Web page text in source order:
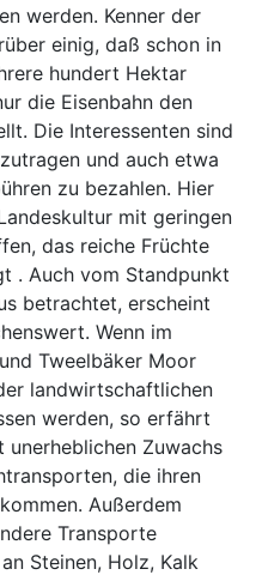
werden. Kenner der
einig, daß schon in
hundert Hektar
die Eisenbahn den
Die Interessenten sind
und auch etwa
zu bezahlen. Hier
mit geringen
das reiche Früchte
. Auch vom Standpunkt
betrachtet, erscheint
Wenn im
Tweelbäker Moor
landwirtschaftlichen
werden, so erfährt
unerheblichen Zuwachs
die ihren
Außerdem
Transporte
Steinen, Holz, Kalk